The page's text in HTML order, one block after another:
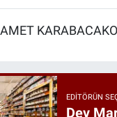
EDITÖRÜN
Dev